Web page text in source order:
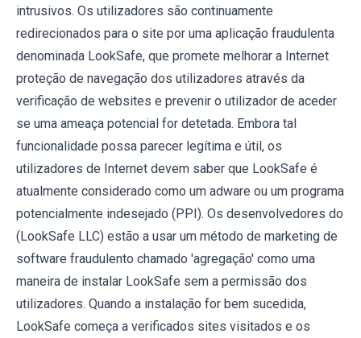
intrusivos. Os utilizadores são continuamente
redirecionados para o site por uma aplicação fraudulenta
denominada LookSafe, que promete melhorar a Internet
proteção de navegação dos utilizadores através da
verificação de websites e prevenir o utilizador de aceder
se uma ameaça potencial for detetada. Embora tal
funcionalidade possa parecer legítima e útil, os
utilizadores de Internet devem saber que LookSafe é
atualmente considerado como um adware ou um programa
potencialmente indesejado (PPI). Os desenvolvedores do
(LookSafe LLC) estão a usar um método de marketing de
software fraudulento chamado 'agregação' como uma
maneira de instalar LookSafe sem a permissão dos
utilizadores. Quando a instalação for bem sucedida,
LookSafe começa a verificados sites visitados e os